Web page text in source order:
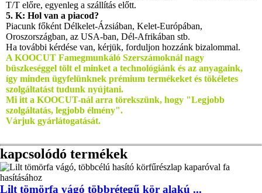
T/T előre, egyenleg a szállítás előtt.
5. K: Hol van a piacod?
Piacunk főként Délkelet-Ázsiában, Kelet-Európában,
Oroszországban, az USA-ban, Dél-Afrikában stb.
Ha további kérdése van, kérjük, forduljon hozzánk bizalommal.
A KOOCUT Famegmunkáló Szerszámoknál nagy
büszkeséggel tölt el minket a technológiánk és az anyagaink,
így minden ügyfelünknek prémium termékeket és tökéletes
szolgáltatást tudunk nyújtani.
Mi itt a KOOCUT-nál arra törekszünk, hogy "Legjobb
szolgáltatás, legjobb élmény".
Várjuk gyárlátogatását.
kapcsolódó termékek
Lilt tömörfa vágó többrétegű kör alakú ...